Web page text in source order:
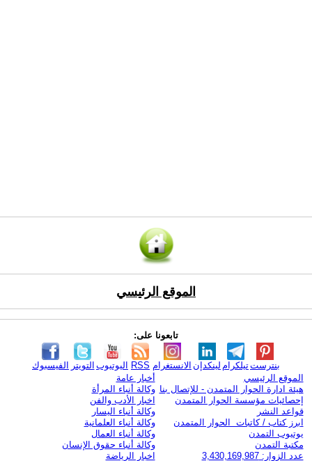
الموقع الرئيسي
تابعونا على:
الفيسبوك التويتر اليوتيوب RSS الانستغرام لينكدإن تيلكرامبنترست
الموقع الرئيسي
هيئة ادارة الحوار المتمدن - للإتصال بنا
إحصائيات مؤسسة الحوار المتمدن
قواعد النشر
ابرز كتاب / كاتبات الحوار المتمدن
يوتيوب التمدن
مكتبة التمدن
عدد الزوار: 3,430,169,987
أخبار عامة
وكالة أنباء المرأة
اخبار الأدب والفن
وكالة أنباء اليسار
وكالة أنباء العلمانية
وكالة أنباء العمال
وكالة أنباء حقوق الإنسان
اخبار الرياضة